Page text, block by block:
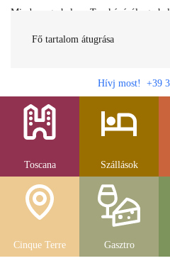
Fő tartalom átugrása
Minden egy helyen Toszkánáról egy
gasztronomia....
Hívj most! +39
Toscana Szállások
Cinque Terre Gasztro